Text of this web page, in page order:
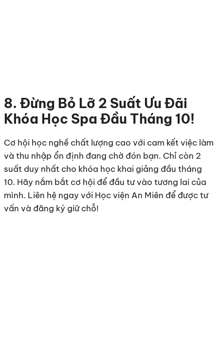
8. Đừng Bỏ Lỡ 2 Suất Ưu Đãi
Khóa Học Spa Đầu Tháng 10!
Cơ hội học nghề chất lượng cao với cam kết việc làm
và thu nhập ổn định đang chờ đón bạn. Chỉ còn 2
suất duy nhất cho khóa học khai giảng đầu tháng
10. Hãy nắm bắt cơ hội để đầu tư vào tương lai của
mình. Liên hệ ngay với Học viện An Miên để được tư
vấn và đăng ký giữ chỗ!